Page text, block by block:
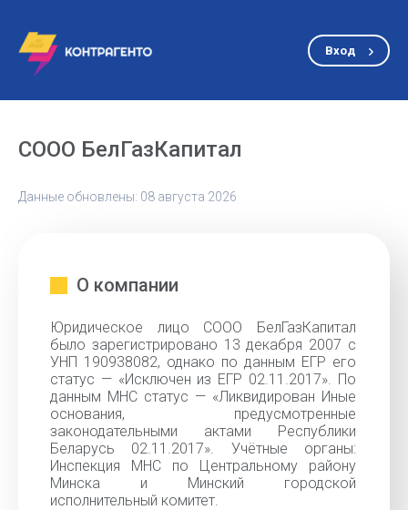
Вход
СООО БелГазКапитал
Данные обновлены: 08 августа 2026
О компании
Юридическое лицо СООО БелГазКапитал
было зарегистрировано 13 декабря 2007 с
УНП 190938082, однако по данным ЕГР его
статус — «Исключен из ЕГР 02.11.2017». По
данным МНС статус — «Ликвидирован Иные
основания, предусмотренные
законодательными актами Республики
Беларусь 02.11.2017». Учётные органы:
Инспекция МНС по Центральному району
Минска и Минский городской
исполнительный комитет.